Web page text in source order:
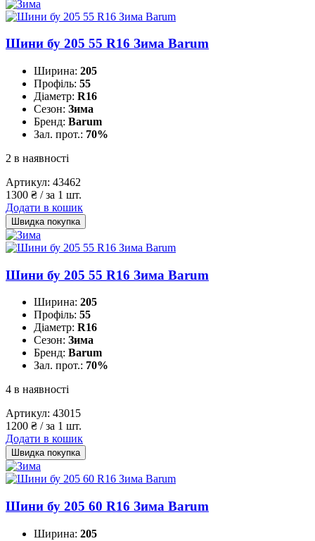
Шини бу 205 55 R16 Зима Barum
Ширина: 205
Профіль: 55
Діаметр: R16
Сезон: Зима
Бренд: Barum
Зал. прот.: 70%
2 в наявності
Артикул: 43462
1300 ₴ / за 1 шт.
Додати в кошик
Швидка покупка
Шини бу 205 55 R16 Зима Barum
Ширина: 205
Профіль: 55
Діаметр: R16
Сезон: Зима
Бренд: Barum
Зал. прот.: 70%
4 в наявності
Артикул: 43015
1200 ₴ / за 1 шт.
Додати в кошик
Швидка покупка
Шини бу 205 60 R16 Зима Barum
Ширина: 205